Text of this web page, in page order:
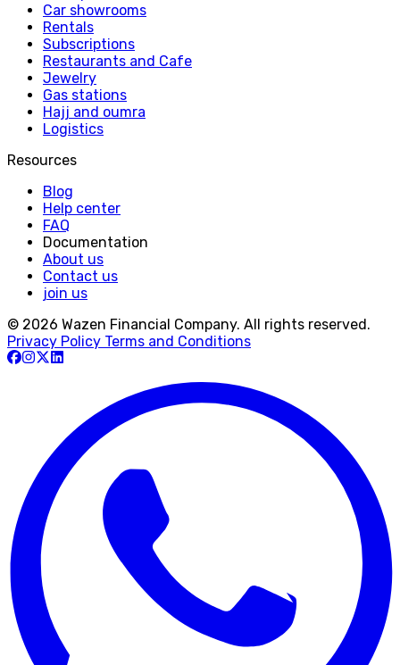
Car showrooms
Rentals
Subscriptions
Restaurants and Cafe
Jewelry
Gas stations
Hajj and oumra
Logistics
Resources
Blog
Help center
FAQ
Documentation
About us
Contact us
join us
© 2026 Wazen Financial Company. All rights reserved.
Privacy Policy Terms and Conditions